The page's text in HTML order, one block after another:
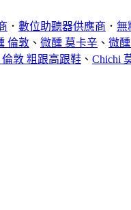
． 數位助聽器供應商 ． 無
倫敦 、 微醺 莫卡辛 、 微
倫敦 粗跟高跟鞋 、 Chichi